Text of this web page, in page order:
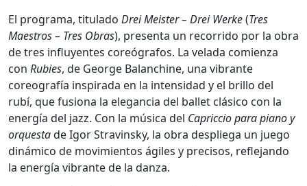
El programa, titulado Drei Meister – Drei Werke(Tres
Maestros – Tres Obras), presenta un recorrido por la obra
de tres influyentes coreógrafos. La velada comienza
con Rubies, de George Balanchine, una vibrante
coreografía inspirada en la intensidad y el brillo del
rubí, que fusiona la elegancia del ballet clásico con la
energía del jazz. Con la música del Capriccio para piano y
orquestade Igor Stravinsky, la obra despliega un juego
dinámico de movimientos ágiles y precisos, reflejando
la energía vibrante de la danza.